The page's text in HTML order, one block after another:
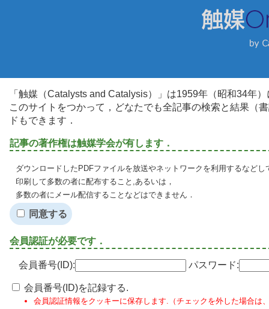
「触媒（Catalysts and Catalysis）」は1959年（昭和34年
このサイトをつかって，どなたでも全記事の検索と結果（
ドもできます．
記事の著作権は触媒学会が有します．
ダウンロードしたPDFファイルを放送やネットワークを利用するなど
印刷して多数の者に配布すること,あるいは，
多数の者にメール配信することなどはできません．
同意する
会員認証が必要です．
会員番号(ID): パスワード:
会員番号(ID)を記録する.
会員認証情報をクッキーに保存します.（チェックを外した場合は